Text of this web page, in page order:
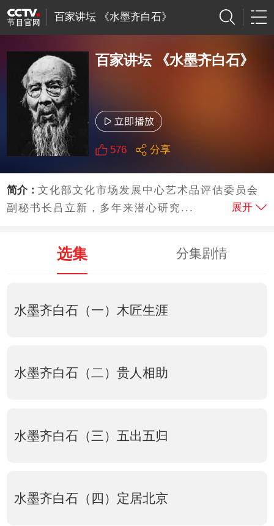
百家讲坛 《水墨齐白石》
百家讲坛 《水墨齐白石》
576 分享
简介：文化部文化市场发展中心艺术品评估委员会
副秘书长吕立新，多年来潜心研究...
展开
选集 分集剧情
水墨齐白石（一）木匠生涯
水墨齐白石（二）贵人相助
水墨齐白石（三）五出五归
水墨齐白石（四）定居北京